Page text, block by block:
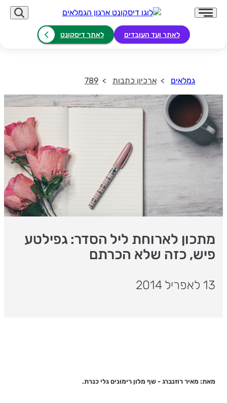
לאתר ועד העובדים לאתר דיסקונט
גמלאים ארכיון כתבות 789
מתכון לארוחת ליל הסדר: גפילטע
פיש, כזה שלא הכרתם
13 לאפריל 2014
מאת: מאיר רוזנברג - שף מלון רימונים גלי כנרת.